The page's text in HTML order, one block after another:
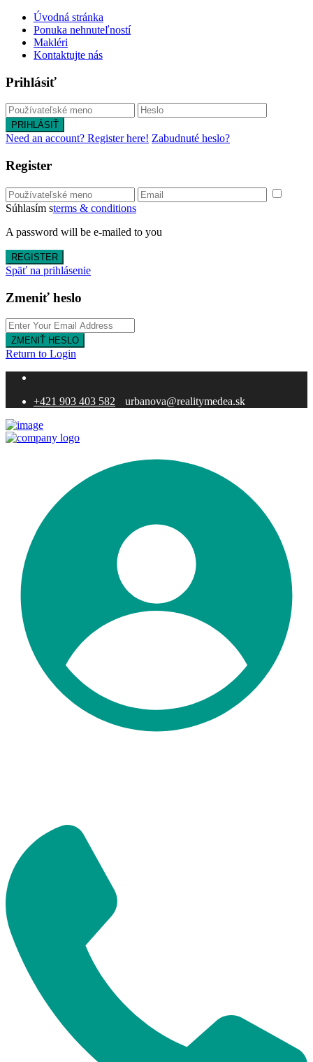
Úvodná stránka
Ponuka nehnuteľností
Makléri
Kontaktujte nás
Prihlásiť
PRIHLÁSIŤ
Need an account? Register here! Zabudnuté heslo?
Register
Súhlasím sterms & conditions
A password will be e-mailed to you
REGISTER
Späť na prihlásenie
Zmeniť heslo
ZMENIŤ HESLO
Return to Login
+421 903 403 582 urbanova@realitymedea.sk